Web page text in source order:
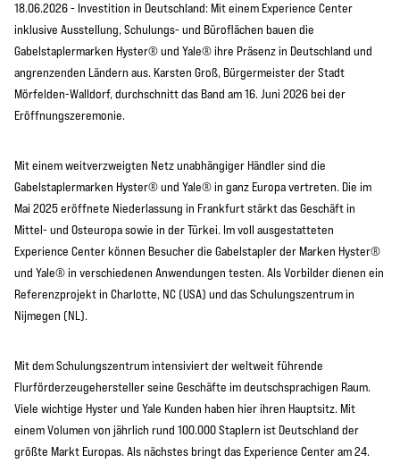
18.06.2026 - Investition in Deutschland: Mit einem Experience Center
inklusive Ausstellung, Schulungs- und Büroflächen bauen die
Gabelstaplermarken Hyster® und Yale® ihre Präsenz in Deutschland und
angrenzenden Ländern aus. Karsten Groß, Bürgermeister der Stadt
Mörfelden-Walldorf, durchschnitt das Band am 16. Juni 2026 bei der
Eröffnungszeremonie.
Mit einem weitverzweigten Netz unabhängiger Händler sind die
Gabelstaplermarken Hyster® und Yale® in ganz Europa vertreten. Die im
Mai 2025 eröffnete Niederlassung in Frankfurt stärkt das Geschäft in
Mittel- und Osteuropa sowie in der Türkei. Im voll ausgestatteten
Experience Center können Besucher die Gabelstapler der Marken Hyster®
und Yale® in verschiedenen Anwendungen testen. Als Vorbilder dienen ein
Referenzprojekt in Charlotte, NC (USA) und das Schulungszentrum in
Nijmegen (NL).
Mit dem Schulungszentrum intensiviert der weltweit führende
Flurförderzeugehersteller seine Geschäfte im deutschsprachigen Raum.
Viele wichtige Hyster und Yale Kunden haben hier ihren Hauptsitz. Mit
einem Volumen von jährlich rund 100.000 Staplern ist Deutschland der
größte Markt Europas. Als nächstes bringt das Experience Center am 24.